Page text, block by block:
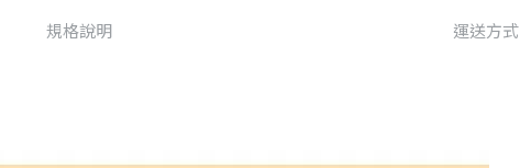
規格說明 運送方式